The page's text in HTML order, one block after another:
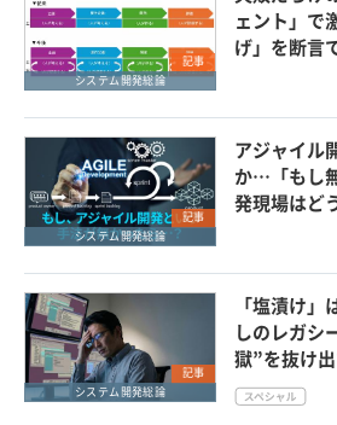
記事
システム開発総論
ェント」で
げ」を断言
記事
システム開発総論
アジャイル
か…「もし
発現場はど
記事
システム開発総論
「塩漬け
しのレガシ
獄”を抜け